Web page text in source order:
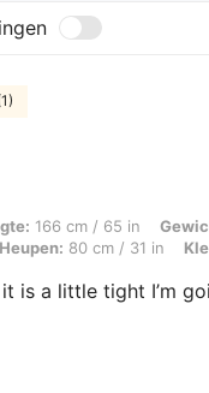
cm / 65 in, Gewicht: 65 kg
166 cm / 65 in
Heupen: 80 cm / 31 in
is a little tight I’m